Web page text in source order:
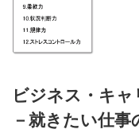
ビジネス・キ
－就きたい仕事